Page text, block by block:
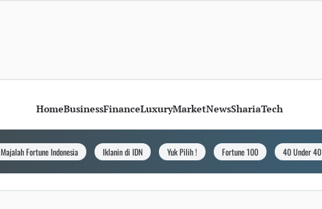
HomeBusinessFinanceLuxuryMarketNewsShariaTech
Majalah Fortune Indonesia Iklanin di IDN Yuk Pilih ! Fortune 100 40 Under 40